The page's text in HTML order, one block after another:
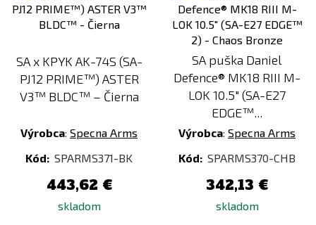
SA x KPYK AK-74S (SA-
PJ12 PRIME™) ASTER
V3™ BLDC™ – Čierna
Výrobca: Specna Arms
Kód: SPARMS371-BK
443,62 €
skladom
SA puška Daniel
Defence® MK18 RIII M-
LOK 10.5" (SA-E27
EDGE™...
Výrobca: Specna Arms
Kód: SPARMS370-CHB
342,13 €
skladom